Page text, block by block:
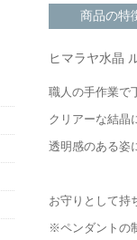
商品の特
ヒマラヤ水晶
職人の手作業で
クリアーな結晶
透明感のある姿
お守りとして持
※ペンダントの